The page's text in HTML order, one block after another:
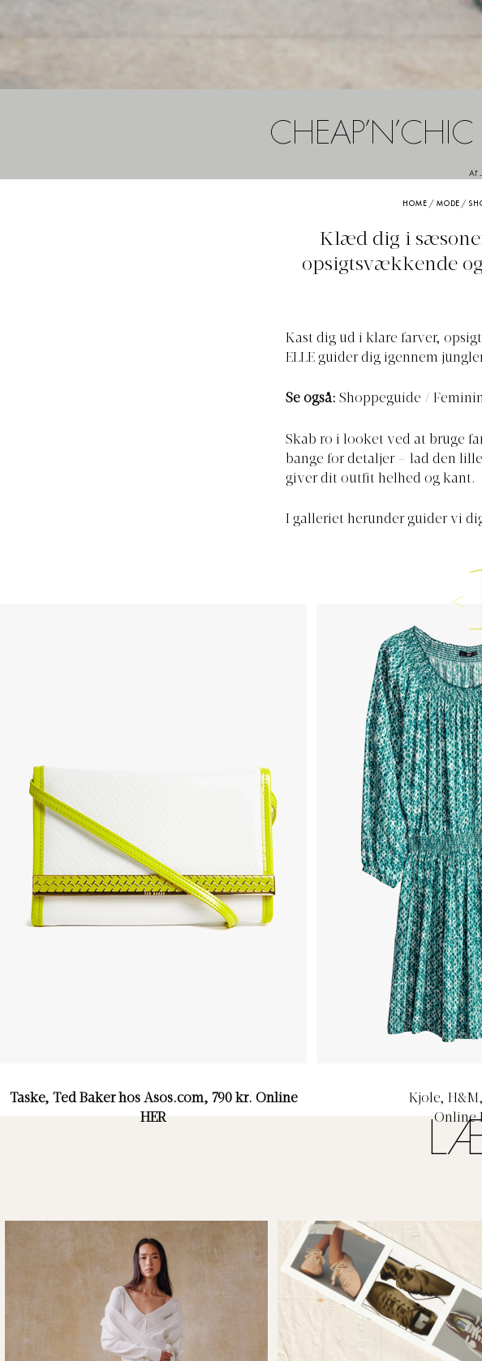
Af
HOME / MODE /
Klæd dig i
opsigtsvækkende
Kast dig ud i klare farver,
ELLE guider dig igennem
Se også: Shoppeguide /
Skab ro i looket ved at bruge
bange for detaljer – lad den
giver dit outfit helhed og kant.
I galleriet herunder guider vi
Taske, Ted Baker hos Asos.com, 790 kr. Online
HER
Kjole,
Online